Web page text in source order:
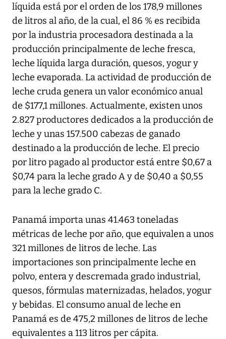
líquida está por el orden de los 178,9 millones
de litros al año, de la cual, el 86 % es recibida
por la industria procesadora destinada a la
producción principalmente de leche fresca,
leche líquida larga duración, quesos, yogur y
leche evaporada. La actividad de producción de
leche cruda genera un valor económico anual
de $177,1 millones. Actualmente, existen unos
2.827 productores dedicados a la producción de
leche y unas 157.500 cabezas de ganado
destinado a la producción de leche. El precio
por litro pagado al productor está entre $0,67 a
$0,74 para la leche grado A y de $0,40 a $0,55
para la leche grado C.
Panamá importa unas 41.463 toneladas
métricas de leche por año, que equivalen a unos
321 millones de litros de leche. Las
importaciones son principalmente leche en
polvo, entera y descremada grado industrial,
quesos, fórmulas maternizadas, helados, yogur
y bebidas. El consumo anual de leche en
Panamá es de 475,2 millones de litros de leche
equivalentes a 113 litros per cápita.